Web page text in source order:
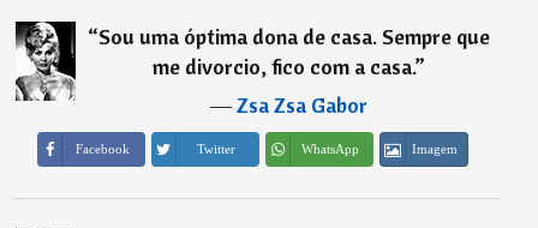
“Sou uma óptima dona de casa. Sempre que
me divorcio, fico com a casa.”
―Zsa Zsa Gabor
Facebook Twitter WhatsApp Imagem